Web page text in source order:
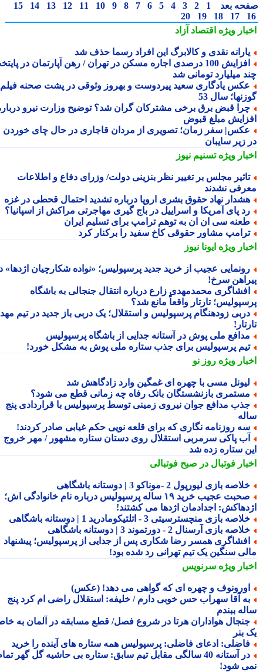
بعد 1
2
3
4
5
6
7
8
9
10
11
12
13
14
15
17
18
19
20
ویژهاقتصاد آزاد
نقدی و کالابرگ این افراد رسما حذف شد
افزایش 100 درصدی اجاره مسکن در تهران / رهن آپارتمان در پایتخت
میلیارد تومانی شد
یادگاری سعید پیردوست و بهروز وثوقی در پشت صحنه فیلم
سال 53
قبض برق برخی مشترکان گران شد؟ توضیح وزارت نیرو درباره
مبلغ قبوض
سفر زمان؛ تصویری از مردان قاجاری در حال چای خوردن
زیر سایبان
ویژهتسنیم نیوز
مجلس بر تغییر نظر بنزینی دولت/ وزرای دفاع و اطلاعات
نشدند
نهاد حقوق بشری اروپا درباره تشدید احتمال قحطی در غزه
پای آمریکا و اسراییل در باج گیری مهاجرتی مراکش از اسپانیا؟
سی ان ان به توهم ترامپ برای تسلیم ایران
مشاور حقوقی کاخ سفید را برکنار کرد
ویژهایونا نیوز
عجیب از خرید جدید پرسپولیس؛ «نواده شکارچیان اژدها» در
سرخ!
محمدمهدی زارع درباره انتقال جنجالی به باشگاه
تارتار واقعاً مانع شد؟
زودهنگام پرسپولیس و استقلال؛ یک دربی باز جدید در تیم مهدی
ملی پوش در آستانه جدایی از باشگاه پرسپولیس
پرسپولیس برای جذب ستاره ملی پوش به مشکل خورد!
ویژهروز نو
مسی با چهره ای غمگین وارد زادگاهش شد
بازنشستگان بانک رفاه چه زمانی قطع می شود؟
مدافع جوان نیروی زمینی توسط پرسپولیس با قراردادی پنج
روزنامه نگاری که برای قلعه نویی حکم غیابی صادر کردند!
پاکی سرمربی استقلال روی دستان ستاره مشهور / مهر خروج
ستاره زده شد
فوتبال در صبح فوتبالی
بازی لیورپول 2 -موناکو 3 | دوستانه باشگاهی
صحبت عجیب خرید ۱۹ ساله پرسپولیس درباره نام خانوادگی اش؛
اجدادمان اژدها می کشتند!
بازی منچسترسیتی 3 - اتلتیکومادرید 1 | دوستانه باشگاهی
بازی آرسنال 2 - دورتموند 3 | دوستانه باشگاهی
همسر رضا شکاری پس از جدایی از پرسپولیس؛ پیشنهاد
سنگین یک تیم تهرانی رد شده بود!
ویژهسرنویس
و چهره ای که گواهی می دهد! (عکس)
آقا سهراب حس خوبی دارم / خلیفه: استقلال راضی ام کرد پنج
ببندم
هواداران هرتا در شروع فصل/ قطع مسابقه در آلمان به خاطر
بنر
ادعای فاضلی: پرسپولیس همه ستاره های آینده را خرید
‏در آستانه 40 سالگی مقابل تیم سابق: ستاره بی حاشیه گل گهر تمام
شود!